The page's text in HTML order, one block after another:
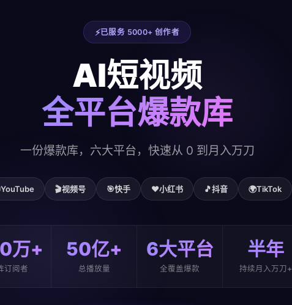
已服务 5000+ 创作者
AI短视频
全平台爆款库
一份爆款库，六大平台，快速从 0 到月入万刀
YouTube 🎬视频号 🎯快手 ❤️小红书 🎵抖音 🌍TikTok
万+
订阅者
50亿+
总播放量
6大平台
全覆盖爆款
半年
持续月入万刀+